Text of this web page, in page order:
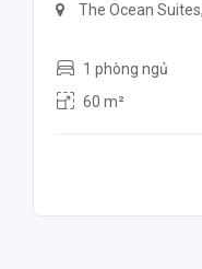
The Ocean
1 phòng ngủ
60 m²